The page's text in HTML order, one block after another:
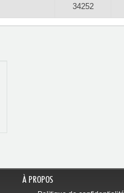
34252
À PROPOS